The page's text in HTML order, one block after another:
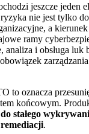
jeszcze jeden
nie jest tylko
a kierunek
ramy
i obsługa luk
to oznacza
końcowym.
stałego
.